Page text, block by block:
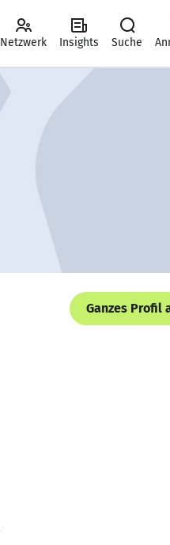
Netzwerk Insights Suche
Ganzes Profil